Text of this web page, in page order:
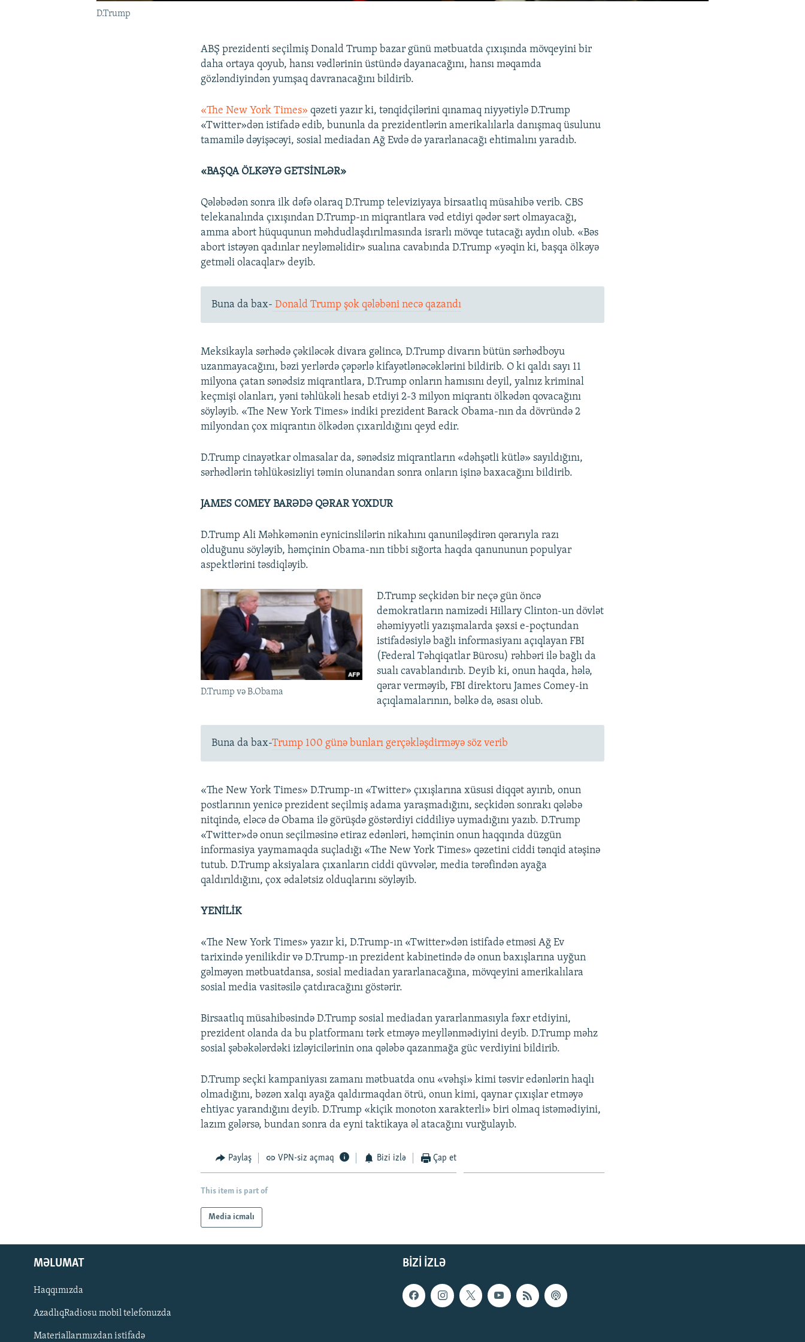
D.Trump
ABŞ prezidenti seçilmiş Donald Trump bazar günü mətbuatda çıxışında mövqeyini bir
daha ortaya qoyub, hansı vədlərinin üstündə dayanacağını, hansı məqamda
gözləndiyindən yumşaq davranacağını bildirib.
«The New York Times» qəzeti yazır ki, tənqidçilərini qınamaq niyyətiylə D.Trump
«Twitter»dən istifadə edib, bununla da prezidentlərin amerikalılarla danışmaq üsulunu
tamamilə dəyişəcəyi, sosial mediadan Ağ Evdə də yararlanacağı ehtimalını yaradıb.
«BAŞQA ÖLKƏYƏ GETSİNLƏR»
Qələbədən sonra ilk dəfə olaraq D.Trump televiziyaya birsaatlıq müsahibə verib. CBS
telekanalında çıxışından D.Trump-ın miqrantlara vəd etdiyi qədər sərt olmayacağı,
amma abort hüququnun məhdudlaşdırılmasında israrlı mövqe tutacağı aydın olub. «Bəs
abort istəyən qadınlar neyləməlidir» sualına cavabında D.Trump «yəqin ki, başqa ölkəyə
getməli olacaqlar» deyib.
Buna da bax- Donald Trump şok qələbəni necə qazandı
Meksikayla sərhədə çəkiləcək divara gəlincə, D.Trump divarın bütün sərhədboyu
uzanmayacağını, bəzi yerlərdə çəpərlə kifayətlənəcəklərini bildirib. O ki qaldı sayı 11
milyona çatan sənədsiz miqrantlara, D.Trump onların hamısını deyil, yalnız kriminal
keçmişi olanları, yəni təhlükəli hesab etdiyi 2-3 milyon miqrantı ölkədən qovacağını
söyləyib. «The New York Times» indiki prezident Barack Obama-nın da dövründə 2
milyondan çox miqrantın ölkədən çıxarıldığını qeyd edir.
D.Trump cinayətkar olmasalar da, sənədsiz miqrantların «dəhşətli kütlə» sayıldığını,
sərhədlərin təhlükəsizliyi təmin olunandan sonra onların işinə baxacağını bildirib.
JAMES COMEY BARƏDƏ QƏRAR YOXDUR
D.Trump Ali Məhkəmənin eynicinslilərin nikahını qanuniləşdirən qərarıyla razı
olduğunu söyləyib, həmçinin Obama-nın tibbi sığorta haqda qanununun populyar
aspektlərini təsdiqləyib.
D.Trump və B.Obama
D.Trump seçkidən bir neçə gün öncə
demokratların namizədi Hillary Clinton-un dövlət
əhəmiyyətli yazışmalarda şəxsi e-poçtundan
istifadəsiylə bağlı informasiyanı açıqlayan FBI
(Federal Təhqiqatlar Bürosu) rəhbəri ilə bağlı da
sualı cavablandırıb. Deyib ki, onun haqda, hələ,
qərar verməyib, FBI direktoru James Comey-in
açıqlamalarının, bəlkə də, əsası olub.
Buna da bax-Trump 100 günə bunları gerçəkləşdirməyə söz verib
«The New York Times» D.Trump-ın «Twitter» çıxışlarına xüsusi diqqət ayırıb, onun
postlarının yenicə prezident seçilmiş adama yaraşmadığını, seçkidən sonrakı qələbə
nitqində, eləcə də Obama ilə görüşdə göstərdiyi ciddiliyə uymadığını yazıb. D.Trump
«Twitter»də onun seçilməsinə etiraz edənləri, həmçinin onun haqqında düzgün
informasiya yaymamaqda suçladığı «The New York Times» qəzetini ciddi tənqid atəşinə
tutub. D.Trump aksiyalara çıxanların ciddi qüvvələr, media tərəfindən ayağa
qaldırıldığını, çox ədalətsiz olduqlarını söyləyib.
YENİLİK
«The New York Times» yazır ki, D.Trump-ın «Twitter»dən istifadə etməsi Ağ Ev
tarixində yenilikdir və D.Trump-ın prezident kabinetində də onun baxışlarına uyğun
gəlməyən mətbuatdansa, sosial mediadan yararlanacağına, mövqeyini amerikalılara
sosial media vasitəsilə çatdıracağını göstərir.
Birsaatlıq müsahibəsində D.Trump sosial mediadan yararlanmasıyla fəxr etdiyini,
prezident olanda da bu platformanı tərk etməyə meyllənmədiyini deyib. D.Trump məhz
sosial şəbəkələrdəki izləyicilərinin ona qələbə qazanmağa güc verdiyini bildirib.
D.Trump seçki kampaniyası zamanı mətbuatda onu «vəhşi» kimi təsvir edənlərin haqlı
olmadığını, bəzən xalqı ayağa qaldırmaqdan ötrü, onun kimi, qaynar çıxışlar etməyə
ehtiyac yarandığını deyib. D.Trump «kiçik monoton xarakterli» biri olmaq istəmədiyini,
lazım gələrsə, bundan sonra da eyni taktikaya əl atacağını vurğulayıb.
Paylaş VPN-siz açmaq Bizi izlə Çap et
This item is part of
Media icmalı
BIZI IZLƏ
MƏLUMAT
Haqqımızda
AzadlıqRadiosu mobil telefonuzda
Materiallarımızdan istifadə